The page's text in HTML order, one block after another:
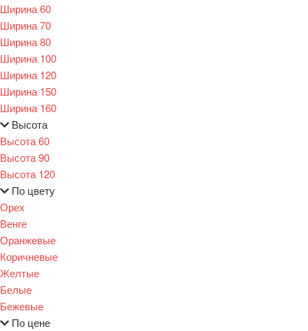
Ширина 60
Ширина 70
Ширина 80
Ширина 100
Ширина 120
Ширина 150
Ширина 160
Высота
Высота 60
Высота 90
Высота 120
По цвету
Орех
Венге
Оранжевые
Коричневые
Желтые
Белые
Бежевые
По цене